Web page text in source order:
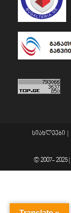
სიახლეები
© 2007- 2025 |